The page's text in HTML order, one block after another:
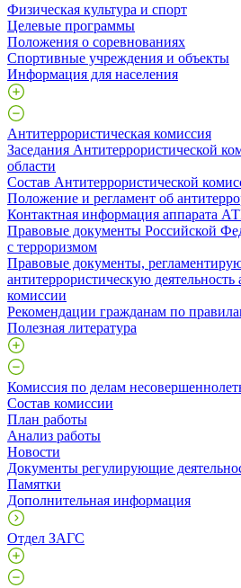
Физическая культура и спорт
Целевые программы
Положения о соревнованиях
Спортивные учреждения и объекты
Информация для населения
Антитеррористическая комиссия
Заседания Антитеррористической
области
Состав Антитеррористической
Положение и регламент об
Контактная информация аппарата
Правовые документы Российской
с терроризмом
Правовые документы,
антитеррористическую деятельность
комиссии
Рекомендации гражданам по
Полезная литература
Комиссия по делам
Состав комиссии
План работы
Анализ работы
Новости
Документы регулирующие
Памятки
Дополнительная информация
Отдел ЗАГС